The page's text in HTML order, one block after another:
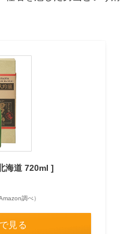
海道 720ml ]
調べ）
見る